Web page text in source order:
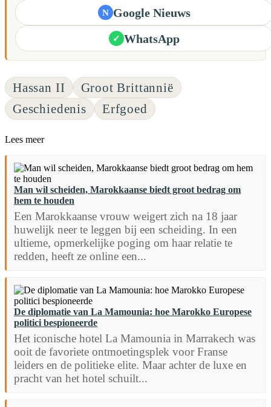
N Google Nieuws
✓ WhatsApp
Hassan II
Groot Brittannië
Geschiedenis
Erfgoed
Lees meer
Man wil scheiden, Marokkaanse biedt groot bedrag om
hem te houden
Een Marokkaanse vrouw weigert zich na 18 jaar
huwelijk neer te leggen bij een scheiding. In een
ultieme, opmerkelijke poging om haar relatie te
redden, heeft ze online een...
De diplomatie van La Mamounia: hoe Marokko Europese
politici bespioneerde
Het iconische hotel La Mamounia in Marrakech was
ooit de favoriete ontmoetingsplek voor Franse
leiders en de politieke elite. Maar achter de luxe en
pracht van het hotel schuilt...